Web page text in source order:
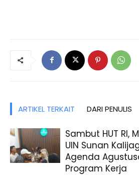
ARTIKEL TERKAIT DARI PENULIS
Sambut HUT RI,
UIN Sunan
Agenda
Program Kerja